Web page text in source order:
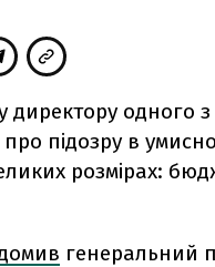
одного з
підозру в
розмірах:
генеральний